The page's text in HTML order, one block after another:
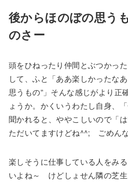
後からほのぼの思う
のさー
頭をひねったり仲間とぶつかっ
して、ふと「ああ楽しかったな
思うもの”」そんな感じがより正
ょうか。かくいうわたし自身、
聞かれると、ややこしいので「
ただいてますけどね^^; ごめんな
楽しそうに仕事している人をみ
いよね～ けどしょせん隣の芝